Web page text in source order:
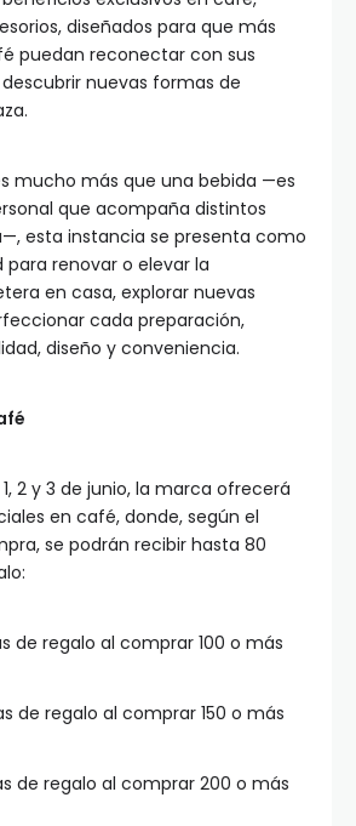
diseñados para que más
puedan reconectar con sus
nuevas formas de
mucho más que una bebida —es
que acompaña distintos
esta instancia se presenta como
renovar o elevar la
en casa, explorar nuevas
cada preparación,
diseño y conveniencia.
2 y 3 de junio, la marca ofrecerá
en café, donde, según el
se podrán recibir hasta 80
de regalo al comprar 100 o más
de regalo al comprar 150 o más
de regalo al comprar 200 o más